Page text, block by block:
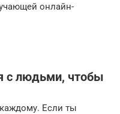
онлайн-
с людьми, чтобы
Если ты